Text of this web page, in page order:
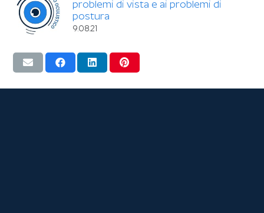
problemi di vista e ai problemi di
postura
9.08.21